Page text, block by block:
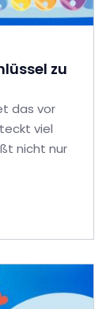
zu
das vor
viel
nicht nur